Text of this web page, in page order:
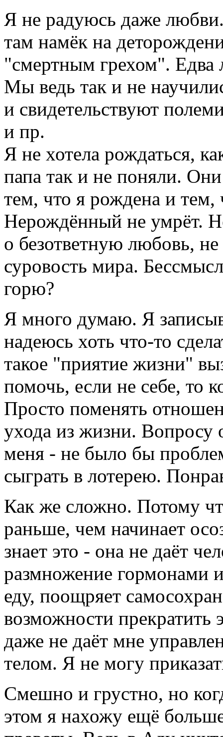
Я не радуюсь даже любви.
там намёк на
"смертным грехом".
Мы ведь так и не
и свидетельствуют
и пр.
Я не хотела рождаться,
папа так и не поняли.
тем, что я рождена и тем,
Нерождённый не умрёт.
о безответную любовь,
суровость мира.
горю?
Я много думаю. Я
надеюсь хоть что-то
такое "приятие жизни"
помочь, если не себе, то
Просто поменять
ухода из жизни.
меня - не было бы
сыграть в лотерею.
Как же сложно. Потому
раньше, чем начинает
знает это - она не даёт
размножение гормонами
еду, поощряет
возможности прекратить
даже не даёт мне
телом. Я не могу
Смешно и грустно, но
этом я нахожу ещё